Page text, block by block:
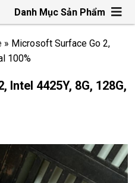
Danh Mục Sản Phẩm
» Microsoft Surface Go 2,
100%
4425Y, 8G, 128G,